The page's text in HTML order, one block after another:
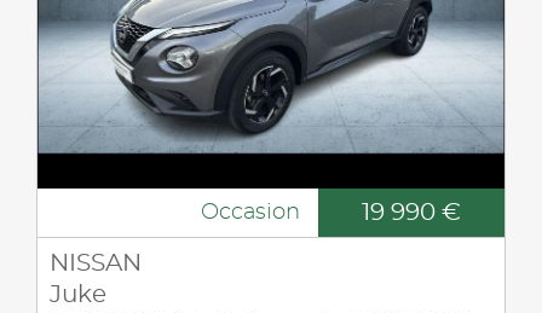
Occasion 19 990 €
NISSAN
Juke